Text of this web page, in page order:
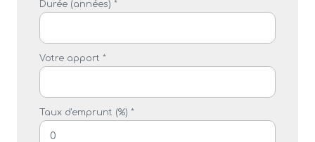
Durée (années) *
Votre apport *
Taux d'emprunt (%) *